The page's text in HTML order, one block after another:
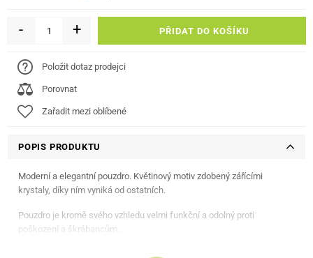
- + PŘIDAT DO KOŠÍKU
Položit dotaz prodejci
Porovnat
Zařadit mezi oblíbené
POPIS PRODUKTU
Moderní a elegantní pouzdro. Květinový motiv zdobený zářícími
krystaly, díky ním vyniká od ostatních.
Pouzdro je kromě svého vzhledu velmi funkční a odolný proti
poškození a škrábancům..
Pouzdro výřezy pro nabíječku, reproduktor a kameru.